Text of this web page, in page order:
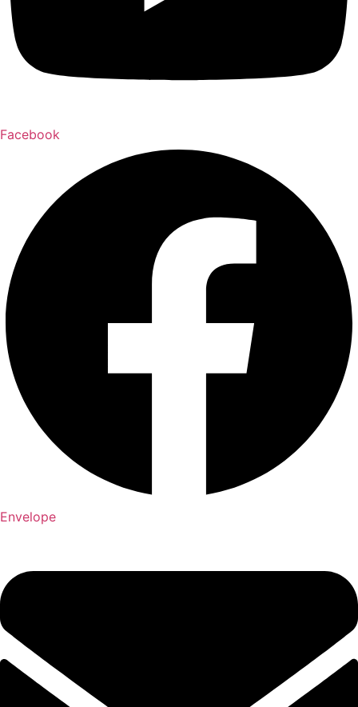
Facebook
Envelope